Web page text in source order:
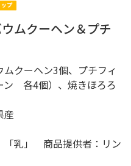
ムクーヘン＆プチ
クーヘン3個、プチフィ
ン 各4個）、焼きほろろ
産
「乳」 商品提供者：リン